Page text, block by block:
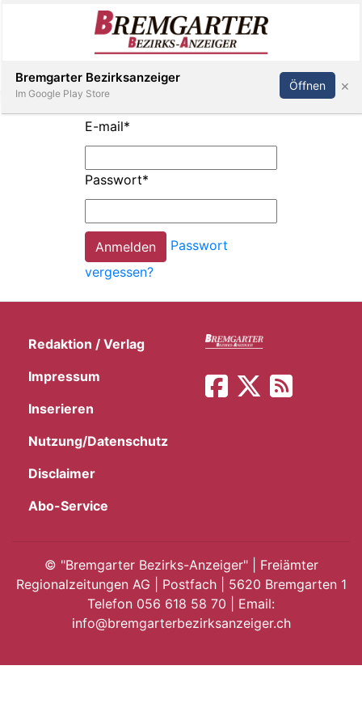
E-
App
Inserieren Abonnieren Anmelden
E-mail*
Passwort*
Passwort
vergessen?
Redaktion / Verlag
Impressum
Inserieren
Nutzung/Datenschutz
Disclaimer
Abo-Service
© "Bremgarter Bezirks-Anzeiger" | Freiämter
Regionalzeitungen AG | Postfach | 5620 Bremgarten 1
Telefon 056 618 58 70 | Email:
info@bremgarterbezirksanzeiger.ch
Bremgarter Bezirksanzeiger
Im Google Play Store
Öffnen ×